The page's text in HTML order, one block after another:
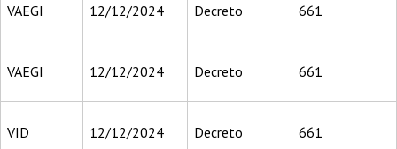
VAEGI 12/12/2024 Decreto 661
VAEGI 12/12/2024 Decreto 661
VID 12/12/2024 Decreto 661